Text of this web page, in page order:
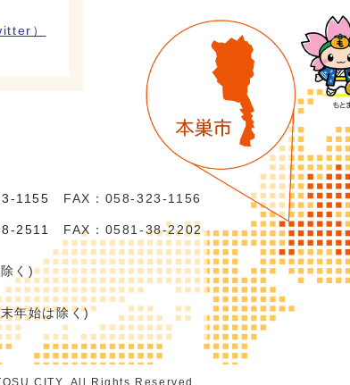
）
1155 FAX：058-323-1156
2511 FAX：0581-38-2202
く)
年始は除く)
CITY. All Rights Reserved.